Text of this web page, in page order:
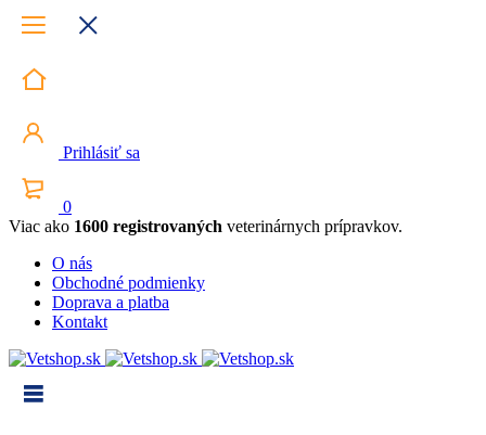
Prihlásiť sa
0
Viac ako 1600 registrovaných veterinárnych prípravkov.
O nás
Obchodné podmienky
Doprava a platba
Kontakt